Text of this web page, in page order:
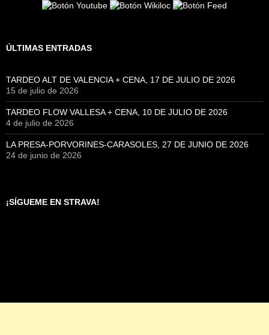
ÚLTIMAS ENTRADAS
TARDEO ALT DE VALENCIA + CENA, 17 DE JULIO DE 2026
15 de julio de 2026
TARDEO FLOW VALLESA + CENA, 10 DE JULIO DE 2026
4 de julio de 2026
LA PRESA-PORVORINES-CARASOLES, 27 DE JUNIO DE 2026
24 de junio de 2026
¡SÍGUEME EN STRAVA!